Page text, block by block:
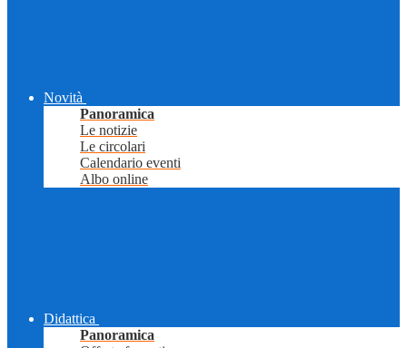
Novità
Panoramica
Le notizie
Le circolari
Calendario eventi
Albo online
Didattica
Panoramica